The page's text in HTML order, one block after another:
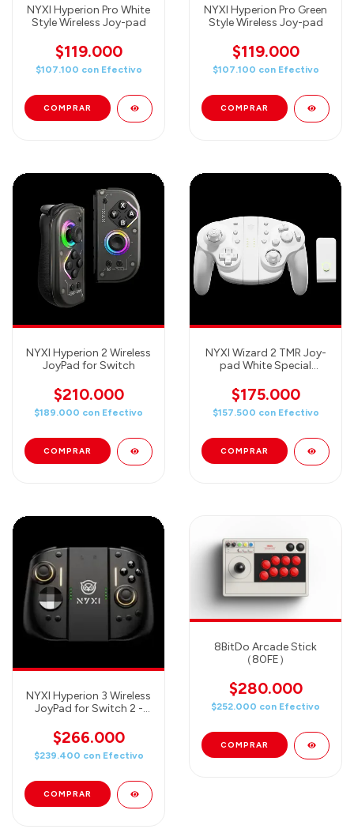
NYXI Hyperion Pro White
Style Wireless Joy-pad
$119.000
$107.100 con Efectivo
NYXI Hyperion Pro Green
Style Wireless Joy-pad
$119.000
$107.100 con Efectivo
NYXI Hyperion 2 Wireless
JoyPad for Switch
$210.000
$189.000 con Efectivo
NYXI Wizard 2 TMR Joy-
pad White Special
$175.000
$157.500 con Efectivo
NYXI Hyperion 3 Wireless
JoyPad for Switch 2 -
$266.000
$239.400 con Efectivo
8BitDo Arcade Stick
（80FE）
$280.000
$252.000 con Efectivo